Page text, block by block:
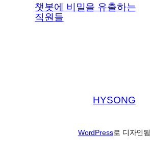
챗봇에 비밀을 유출하는
직원들
HYSONG
WordPress로 디자인됨